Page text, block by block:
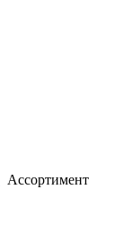
Ассортимент